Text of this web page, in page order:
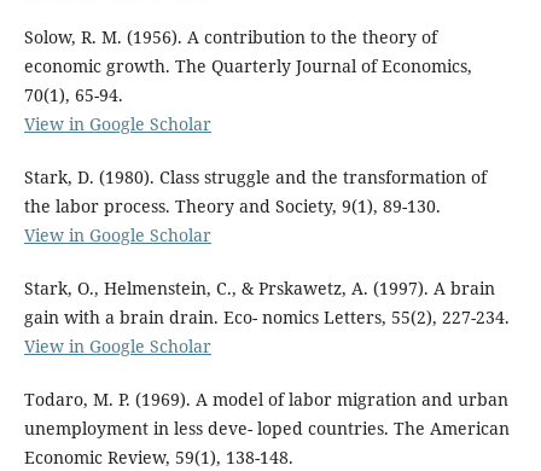
Solow, R. M. (1956). A contribution to the theory of
economic growth. The Quarterly Journal of Economics,
70(1), 65-94.
View in Google Scholar
Stark, D. (1980). Class struggle and the transformation of
the labor process. Theory and Society, 9(1), 89-130.
View in Google Scholar
Stark, O., Helmenstein, C., & Prskawetz, A. (1997). A brain
gain with a brain drain. Eco- nomics Letters, 55(2), 227-234.
View in Google Scholar
Todaro, M. P. (1969). A model of labor migration and urban
unemployment in less deve- loped countries. The American
Economic Review, 59(1), 138-148.